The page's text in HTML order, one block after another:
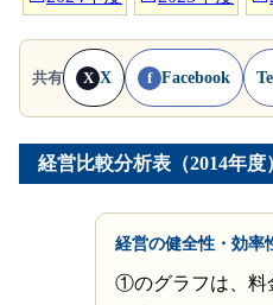
共有 X X f Facebook
経営比較分析表（2014年度
経営の健全性・効率
①のグラフは、料